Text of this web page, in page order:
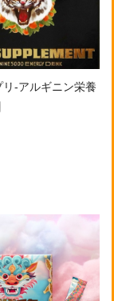
リ-アルギニン栄養